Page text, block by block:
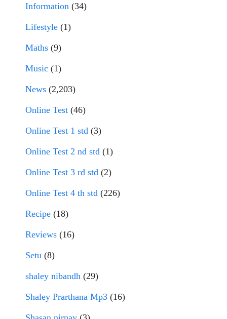
Information (34)
Lifestyle (1)
Maths (9)
Music (1)
News (2,203)
Online Test (46)
Online Test 1 std (3)
Online Test 2 nd std (1)
Online Test 3 rd std (2)
Online Test 4 th std (226)
Recipe (18)
Reviews (16)
Setu (8)
shaley nibandh (29)
Shaley Prarthana Mp3 (16)